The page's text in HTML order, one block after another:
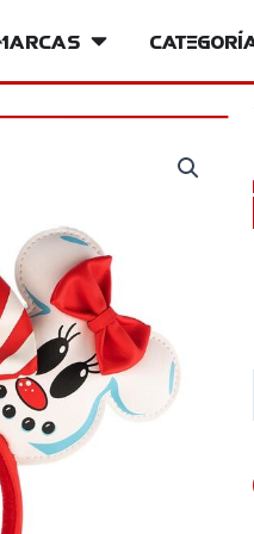
Open Marcas